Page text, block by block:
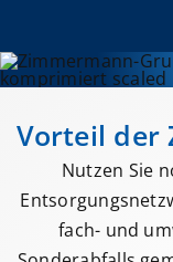
Vorteil der
Nutzen Sie
fach- und